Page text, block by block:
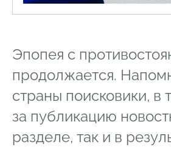
Эпопея с
продолжается.
страны поисковики, в
за публикацию
разделе, так и в